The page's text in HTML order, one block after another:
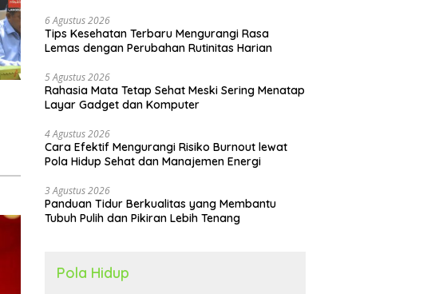
6 Agustus 2026
Tips Kesehatan Terbaru Mengurangi Rasa
Lemas dengan Perubahan Rutinitas Harian
5 Agustus 2026
Rahasia Mata Tetap Sehat Meski Sering Menatap
Layar Gadget dan Komputer
4 Agustus 2026
Cara Efektif Mengurangi Risiko Burnout lewat
Pola Hidup Sehat dan Manajemen Energi
3 Agustus 2026
Panduan Tidur Berkualitas yang Membantu
Tubuh Pulih dan Pikiran Lebih Tenang
Pola Hidup